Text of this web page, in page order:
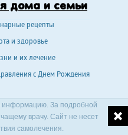
дома и семьи
рецепты
и здоровье
и их лечение
с Днем Рождения
информацию. За подробной
врачу. Сайт не несет
самолечения.